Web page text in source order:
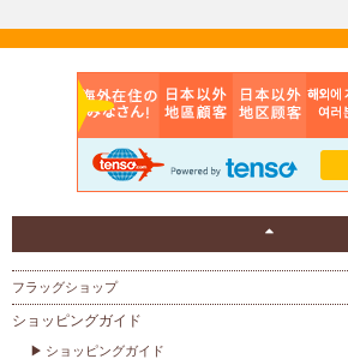
フラッグショップ
ショッピングガイド
ショッピングガイド